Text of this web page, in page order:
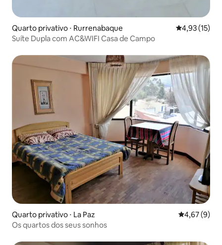
Quarto privativo ⋅ Rurrenabaque 4,93 de uma
4,93 (15)
Suíte Dupla com AC&WIFI Casa de Campo
Quarto privativo ⋅ La Paz 4,67 de uma
4,67 (9)
Os quartos dos seus sonhos